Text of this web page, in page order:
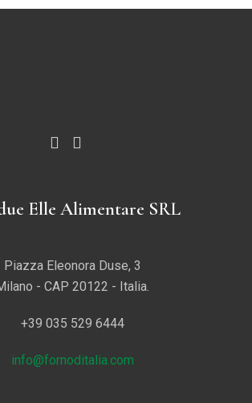
Elle Alimentare SRL
Piazza Eleonora Duse, 3
- CAP 20122 - Italia.
+39 035 529 6444
info@fornoditalia.com